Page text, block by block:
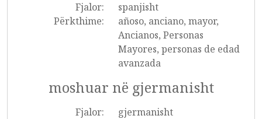
Fjalor:
spanjisht
Përkthime:
añoso, anciano, mayor,
Ancianos, Personas
Mayores, personas de edad
avanzada
moshuar në gjermanisht
Fjalor:
gjermanisht